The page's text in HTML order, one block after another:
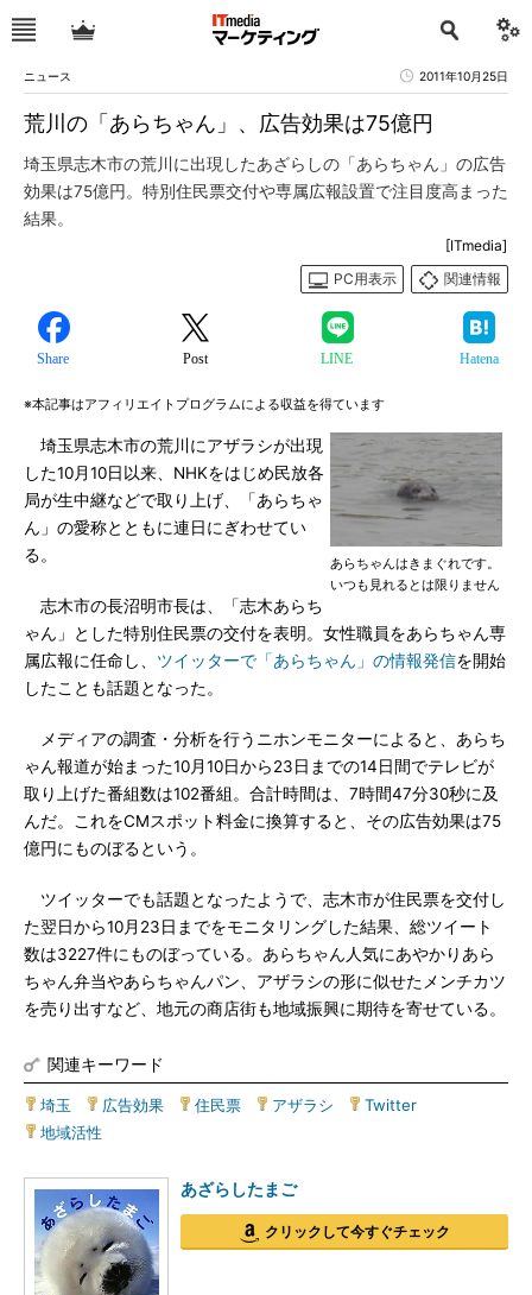
ニュース 2011年10月25日
荒川の「あらちゃん」、広告効果は75億円
埼玉県志木市の荒川に出現したあざらしの「あらちゃん」の広告
効果は75億円。特別住民票交付や専属広報設置で注目度高まった
結果。
[ITmedia]
PC用表示
関連情報
Share Post LINE Hatena
※本記事はアフィリエイトプログラムによる収益を得ています
あらちゃんはきまぐれです。
いつも見れるとは限りません
埼玉県志木市の荒川にアザラシが出現
した10月10日以来、NHKをはじめ民放各
局が生中継などで取り上げ、「あらちゃ
ん」の愛称とともに連日にぎわせてい
る。
志木市の長沼明市長は、「志木あらち
ゃん」とした特別住民票の交付を表明。女性職員をあらちゃん専
属広報に任命し、 ツイッターで「あらちゃん」の情報発信を開始
したことも話題となった。
メディアの調査・分析を行うニホンモニターによると、あらち
ゃん報道が始まった10月10日から23日までの14日間でテレビが
取り上げた番組数は102番組。合計時間は、7時間47分30秒に及
んだ。これをCMスポット料金に換算すると、その広告効果は75
億円にものぼるという。
ツイッターでも話題となったようで、志木市が住民票を交付し
た翌日から10月23日までをモニタリングした結果、総ツイート
数は3227件にものぼっている。あらちゃん人気にあやかりあら
ちゃん弁当やあらちゃんパン、アザラシの形に似せたメンチカツ
を売り出すなど、地元の商店街も地域振興に期待を寄せている。
関連キーワード
埼玉 広告効果 住民票 アザラシ Twitter
地域活性
あざらしたまご
クリックして今すぐチェック